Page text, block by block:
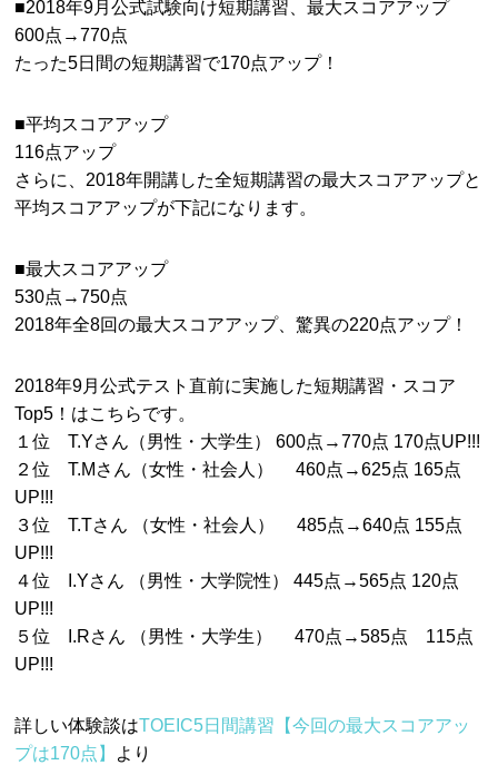
■2018年9月公式試験向け短期講習、最大スコアアップ
600点→770点
たった5日間の短期講習で170点アップ！
■平均スコアアップ
116点アップ
さらに、2018年開講した全短期講習の最大スコアアップと
平均スコアアップが下記になります。
■最大スコアアップ
530点→750点
2018年全8回の最大スコアアップ、驚異の220点アップ！
2018年9月公式テスト直前に実施した短期講習・スコア
Top5！はこちらです。
１位 T.Yさん（男性・大学生） 600点→770点 170点UP!!!
２位 T.Mさん（女性・社会人） 460点→625点 165点
UP!!!
３位 T.Tさん （女性・社会人） 485点→640点 155点
UP!!!
４位 I.Yさん （男性・大学院性） 445点→565点 120点
UP!!!
５位 I.Rさん （男性・大学生） 470点→585点 115点
UP!!!
詳しい体験談はTOEIC5日間講習【今回の最大スコアアッ
プは170点】 より